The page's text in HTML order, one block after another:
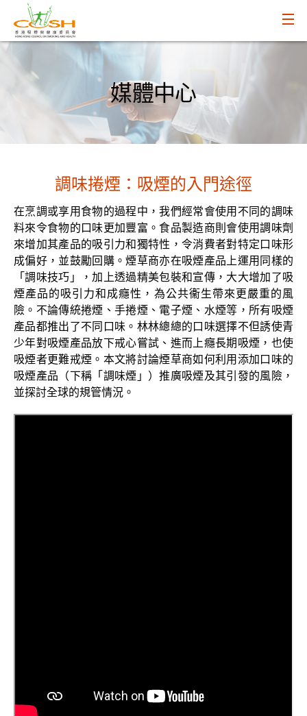
媒體中心
調味捲煙：吸煙的入門途徑
在烹調或享用食物的過程中，我們經常會使用不同的調味
料來令食物的口味更加豐富。食品製造商則會使用調味劑
來增加其產品的吸引力和獨特性，令消費者對特定口味形
成偏好，並鼓勵回購。煙草商亦在吸煙產品上運用同樣的
「調味技巧」，加上透過精美包裝和宣傳，大大增加了吸
煙產品的吸引力和成癮性，為公共衞生帶來更嚴重的風
險。不論傳統捲煙、手捲煙、電子煙、水煙等，所有吸煙
產品都推出了不同口味。林林總總的口味選擇不但誘使青
少年對吸煙產品放下戒心嘗試、進而上癮長期吸煙，也使
吸煙者更難戒煙。本文將討論煙草商如何利用添加口味的
吸煙產品（下稱「調味煙」）推廣吸煙及其引發的風險，
並探討全球的規管情況。